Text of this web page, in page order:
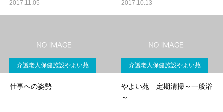
2017.11.05 2017.10.13
介護老人保健施設やよい苑
仕事への姿勢
介護老人保健施設やよい苑
やよい苑 定期清掃～一般浴
～